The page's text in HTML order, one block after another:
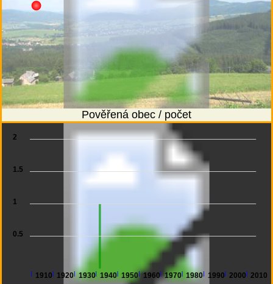
Pověřená obec / počet
1910 1920 1930 1940 1950 1960 1970 1980 1990 2000 2010
0.5
1
1.5
2